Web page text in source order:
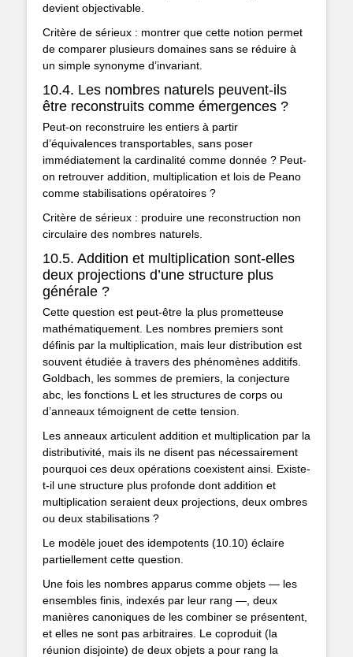
devient objectivable.
Critère de sérieux : montrer que cette notion permet
de comparer plusieurs domaines sans se réduire à
un simple synonyme d’invariant.
10.4. Les nombres naturels peuvent-ils
être reconstruits comme émergences ?
Peut-on reconstruire les entiers à partir
d’équivalences transportables, sans poser
immédiatement la cardinalité comme donnée ? Peut-
on retrouver addition, multiplication et lois de Peano
comme stabilisations opératoires ?
Critère de sérieux : produire une reconstruction non
circulaire des nombres naturels.
10.5. Addition et multiplication sont-elles
deux projections d’une structure plus
générale ?
Cette question est peut-être la plus prometteuse
mathématiquement. Les nombres premiers sont
définis par la multiplication, mais leur distribution est
souvent étudiée à travers des phénomènes additifs.
Goldbach, les sommes de premiers, la conjecture
abc, les fonctions L et les structures de corps ou
d’anneaux témoignent de cette tension.
Les anneaux articulent addition et multiplication par la
distributivité, mais ils ne disent pas nécessairement
pourquoi ces deux opérations coexistent ainsi. Existe-
t-il une structure plus profonde dont addition et
multiplication seraient deux projections, deux ombres
ou deux stabilisations ?
Le modèle jouet des idempotents (10.10) éclaire
partiellement cette question.
Une fois les nombres apparus comme objets — les
ensembles finis, indexés par leur rang —, deux
manières canoniques de les combiner se présentent,
et elles ne sont pas arbitraires. Le coproduit (la
réunion disjointe) de deux objets a pour rang la